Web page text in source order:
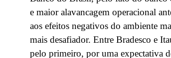
e maior alavancagem operacional
aos efeitos negativos do ambiente
mais desafiador. Entre Bradesco e
pelo primeiro, por uma expectativa